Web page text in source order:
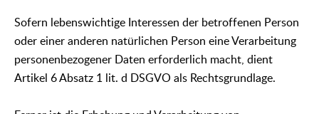
Sofern lebenswichtige Interessen der betroffenen Person
oder einer anderen natürlichen Person eine Verarbeitung
personenbezogener Daten erforderlich macht, dient
Artikel 6 Absatz 1 lit. d DSGVO als Rechtsgrundlage.